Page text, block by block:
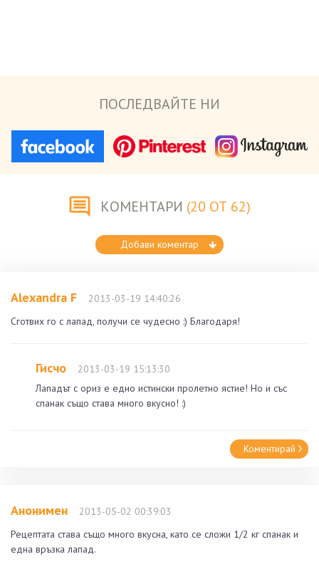
ПОСЛЕДВАЙТЕ НИ
КОМЕНТАРИ (20 ОТ 62)
Добави коментар
Alexandra F
2013-03-19 14:40:26
Сготвих го с лапад, получи се чудесно :) Благодаря!
Гисчо
2013-03-19 15:13:30
Лападът с ориз е едно истински пролетно ястие! Но и със
спанак също става много вкусно! :)
Коментирай
Анонимен
2013-05-02 00:39:03
Рецептата става също много вкусна, като се сложи 1/2 кг спанак и
една връзка лапад.